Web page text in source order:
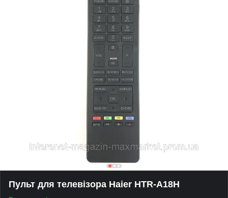
Пульт для телевізора Haier HTR-A18H